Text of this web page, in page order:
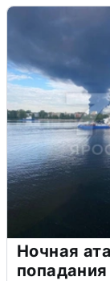
Ночная